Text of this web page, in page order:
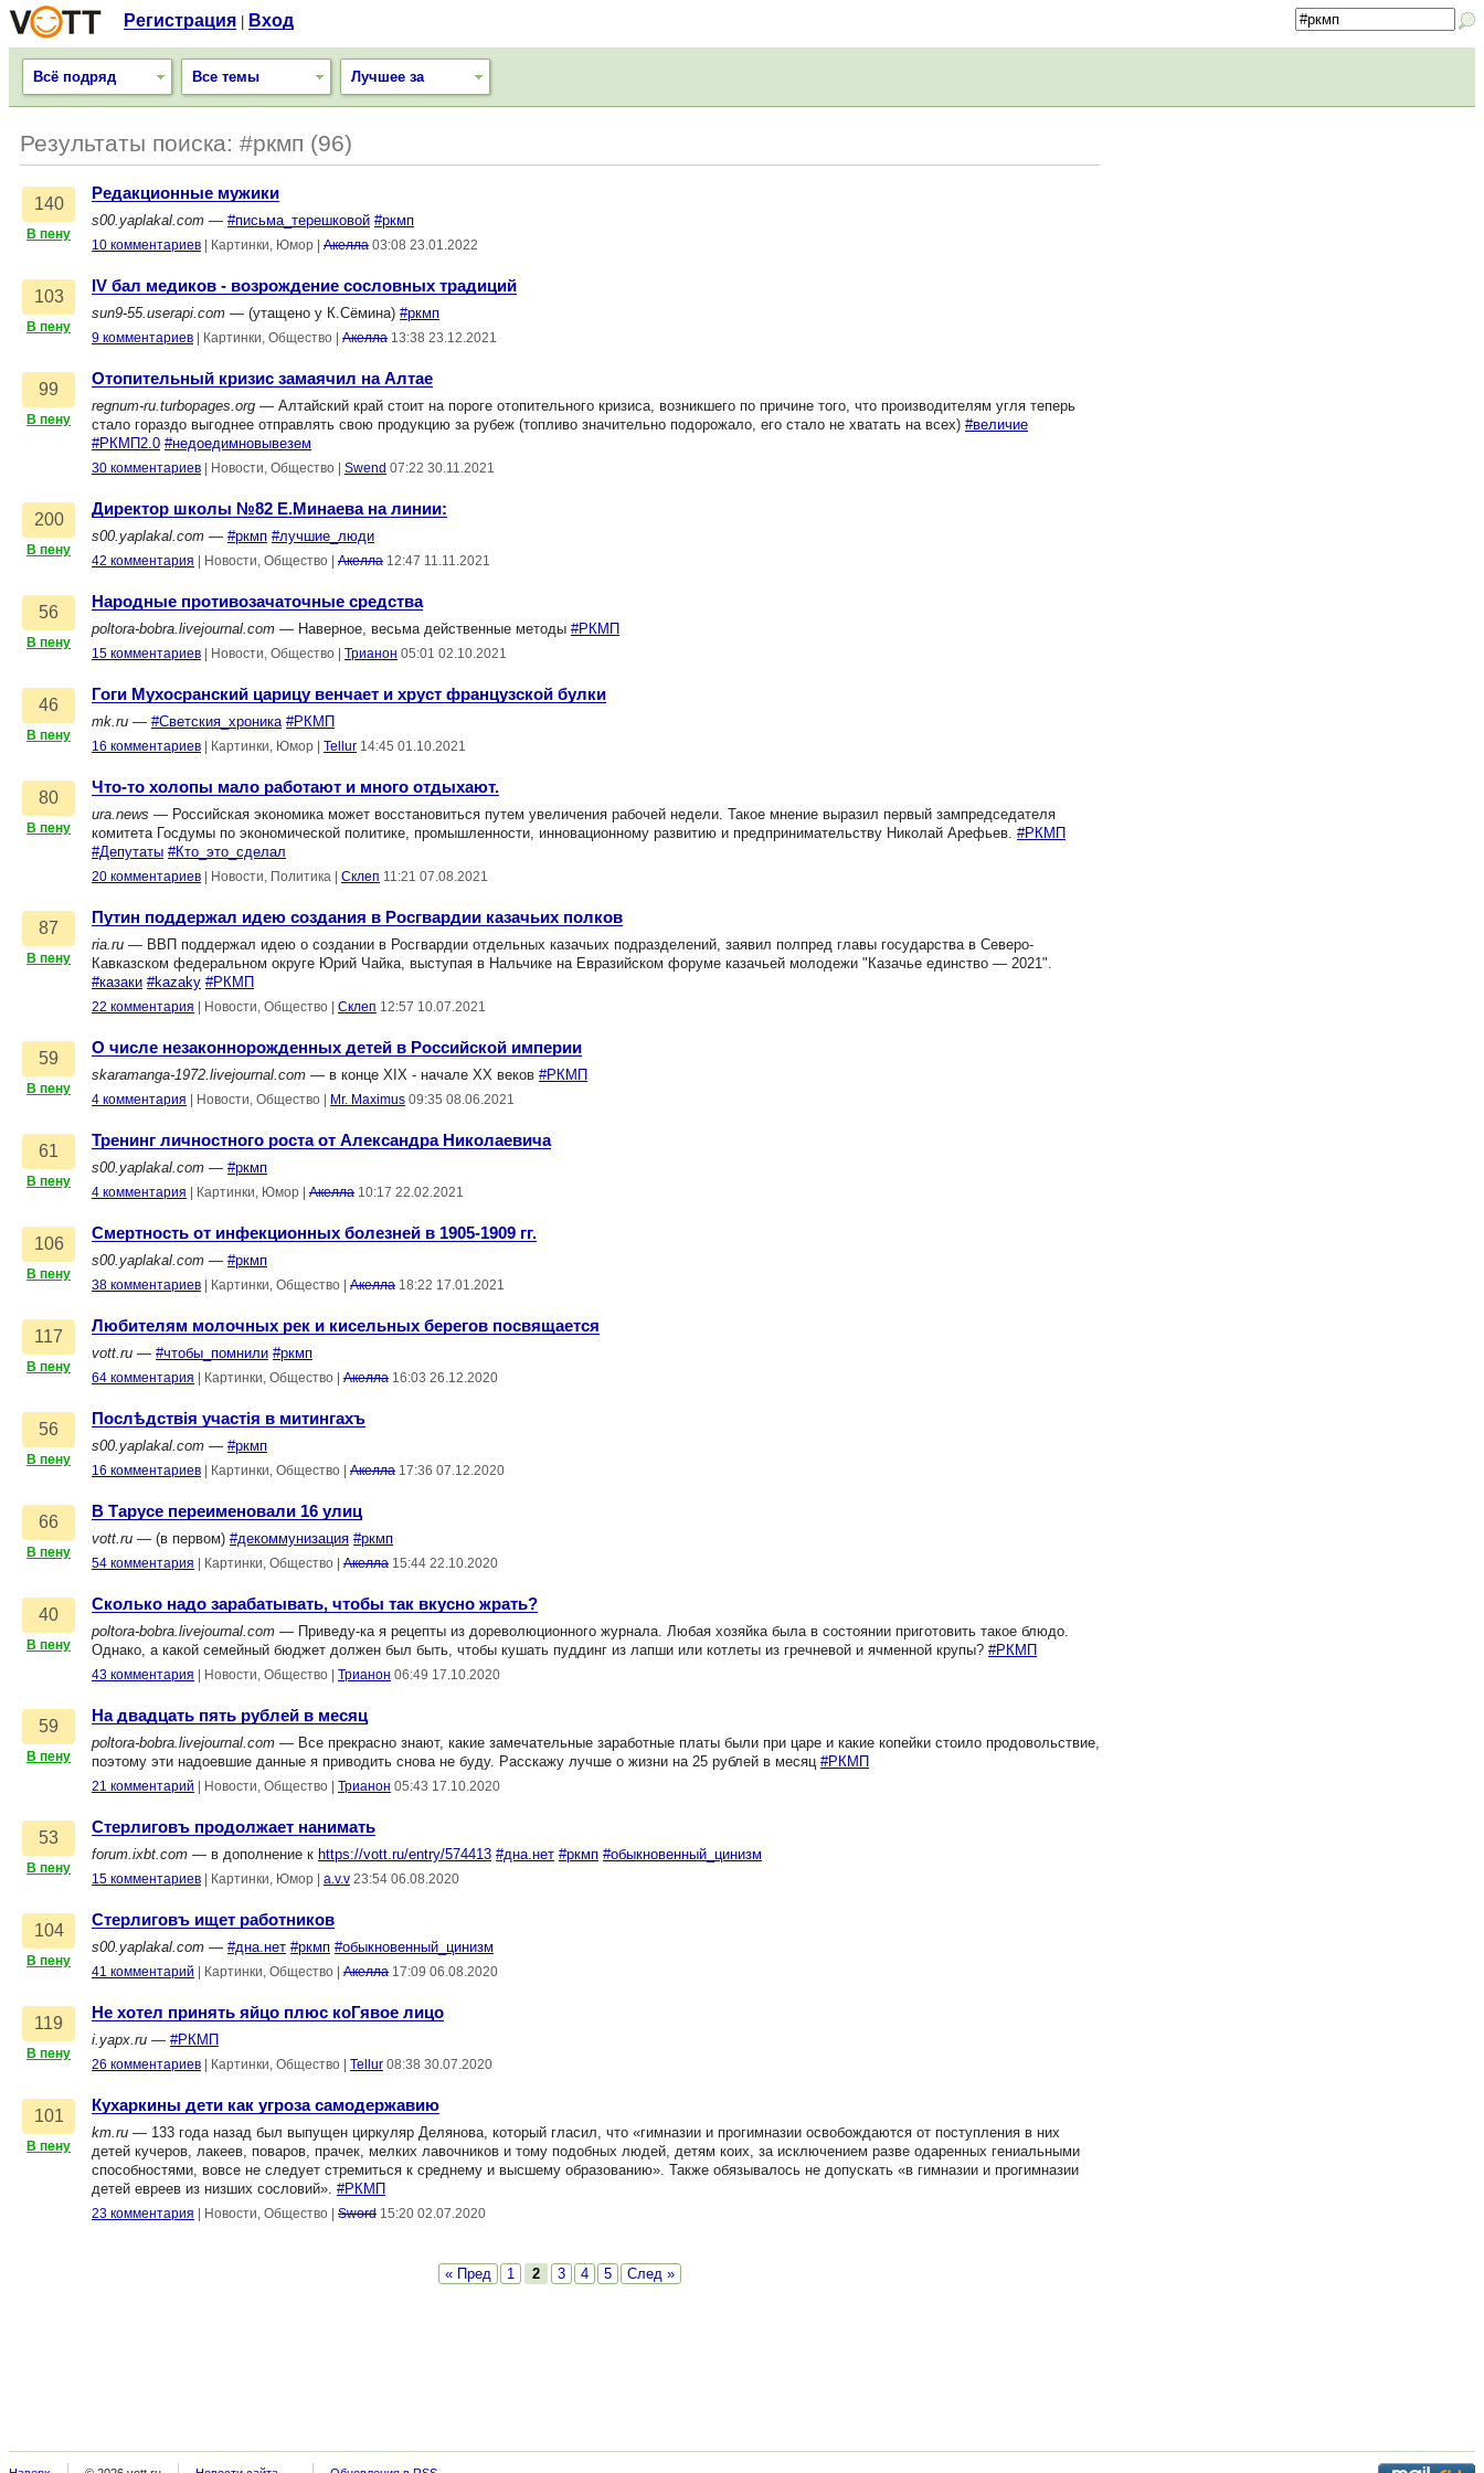
Регистрация Вход
Всё подряд Все темы Лучшее за
Результаты поиска: #ркмп (96)
140
В пену
Редакционные мужики
s00.yaplakal.com — #письма_терешковой #ркмп
10 комментариев Картинки, Юмор Акелла 03:08 23.01.2022
103
В пену
IV бал медиков - возрождение сословных традиций
sun9-55.userapi.com — (утащено у К.Сёмина) #ркмп
9 комментариев Картинки, Общество Акелла 13:38 23.12.2021
99
В пену
Отопительный кризис замаячил на Алтае
regnum-ru.turbopages.org — Алтайский край стоит на пороге отопительного кризиса, возникшего по причине того, что производителям угля теперь
стало гораздо выгоднее отправлять свою продукцию за рубеж (топливо значительно подорожало, его стало не хватать на всех) #величие
#РКМП2.0 #недоедимновывезем
30 комментариев Новости, Общество Swend 07:22 30.11.2021
200
В пену
Директор школы №82 Е.Минаева на линии:
s00.yaplakal.com — #ркмп #лучшие_люди
42 комментария Новости, Общество Акелла 12:47 11.11.2021
56
В пену
Народные противозачаточные средства
poltora-bobra.livejournal.com — Наверное, весьма действенные методы #РКМП
15 комментариев Новости, Общество Трианон 05:01 02.10.2021
46
В пену
Гоги Мухосранский царицу венчает и хруст французской булки
mk.ru — #Светския_хроника #РКМП
16 комментариев Картинки, Юмор Tellur 14:45 01.10.2021
80
В пену
Что-то холопы мало работают и много отдыхают.
ura.news — Российская экономика может восстановиться путем увеличения рабочей недели. Такое мнение выразил первый зампредседателя
комитета Госдумы по экономической политике, промышленности, инновационному развитию и предпринимательству Николай Арефьев. #РКМП
#Депутаты #Кто_это_сделал
20 комментариев Новости, Политика Склеп 11:21 07.08.2021
87
В пену
Путин поддержал идею создания в Росгвардии казачьих полков
ria.ru — ВВП поддержал идею о создании в Росгвардии отдельных казачьих подразделений, заявил полпред главы государства в Северо-
Кавказском федеральном округе Юрий Чайка, выступая в Нальчике на Евразийском форуме казачьей молодежи "Казачье единство — 2021".
#казаки #kazaky #РКМП
22 комментария Новости, Общество Склеп 12:57 10.07.2021
59
В пену
О числе незаконнорожденных детей в Российской империи
skaramanga-1972.livejournal.com — в конце XIX - начале XX веков #РКМП
4 комментария Новости, Общество Mr. Maximus 09:35 08.06.2021
61
В пену
Тренинг личностного роста от Александра Николаевича
s00.yaplakal.com — #ркмп
4 комментария Картинки, Юмор Акелла 10:17 22.02.2021
106
В пену
Смертность от инфекционных болезней в 1905-1909 гг.
s00.yaplakal.com — #ркмп
38 комментариев Картинки, Общество Акелла 18:22 17.01.2021
117
В пену
Любителям молочных рек и кисельных берегов посвящается
vott.ru — #чтобы_помнили #ркмп
64 комментария Картинки, Общество Акелла 16:03 26.12.2020
56
В пену
Послѣдствiя участiя в митингахъ
s00.yaplakal.com — #ркмп
16 комментариев Картинки, Общество Акелла 17:36 07.12.2020
66
В пену
В Тарусе переименовали 16 улиц
vott.ru — (в первом) #декоммунизация #ркмп
54 комментария Картинки, Общество Акелла 15:44 22.10.2020
40
В пену
Сколько надо зарабатывать, чтобы так вкусно жрать?
poltora-bobra.livejournal.com — Приведу-ка я рецепты из дореволюционного журнала. Любая хозяйка была в состоянии приготовить такое блюдо.
Однако, а какой семейный бюджет должен был быть, чтобы кушать пуддинг из лапши или котлеты из гречневой и ячменной крупы? #РКМП
43 комментария Новости, Общество Трианон 06:49 17.10.2020
59
В пену
На двадцать пять рублей в месяц
poltora-bobra.livejournal.com — Все прекрасно знают, какие замечательные заработные платы были при царе и какие копейки стоило продовольствие,
поэтому эти надоевшие данные я приводить снова не буду. Расскажу лучше о жизни на 25 рублей в месяц #РКМП
21 комментарий Новости, Общество Трианон 05:43 17.10.2020
53
В пену
Стерлиговъ продолжает нанимать
forum.ixbt.com — в дополнение к https://vott.ru/entry/574413 #дна.нет #ркмп #обыкновенный_цинизм
15 комментариев Картинки, Юмор a.v.v 23:54 06.08.2020
104
В пену
Стерлиговъ ищет работников
s00.yaplakal.com — #дна.нет #ркмп #обыкновенный_цинизм
41 комментарий Картинки, Общество Акелла 17:09 06.08.2020
119
В пену
Не хотел принять яйцо плюс коГявое лицо
i.yapx.ru — #РКМП
26 комментариев Картинки, Общество Tellur 08:38 30.07.2020
101
В пену
Кухаркины дети как угроза самодержавию
km.ru — 133 года назад был выпущен циркуляр Делянова, который гласил, что «гимназии и прогимназии освобождаются от поступления в них
детей кучеров, лакеев, поваров, прачек, мелких лавочников и тому подобных людей, детям коих, за исключением разве одаренных гениальными
способностями, вовсе не следует стремиться к среднему и высшему образованию». Также обязывалось не допускать «в гимназии и прогимназии
детей евреев из низших сословий». #РКМП
23 комментария Новости, Общество Sword 15:20 02.07.2020
« Пред 1 2 3 4 5 След »